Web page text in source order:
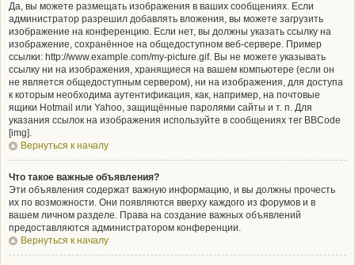
Да, вы можете размещать изображения в ваших сообщениях. Если
администратор разрешил добавлять вложения, вы можете загрузить
изображение на конференцию. Если нет, вы должны указать ссылку на
изображение, сохранённое на общедоступном веб-сервере. Пример
ссылки: http://www.example.com/my-picture.gif. Вы не можете указывать
ссылку ни на изображения, хранящиеся на вашем компьютере (если он
не является общедоступным сервером), ни на изображения, для доступа
к которым необходима аутентификация, как, например, на почтовые
ящики Hotmail или Yahoo, защищённые паролями сайты и т. п. Для
указания ссылок на изображения используйте в сообщениях тег BBCode
[img].
Вернуться к началу
Что такое важные объявления?
Эти объявления содержат важную информацию, и вы должны прочесть
их по возможности. Они появляются вверху каждого из форумов и в
вашем личном разделе. Права на создание важных объявлений
предоставляются администратором конференции.
Вернуться к началу